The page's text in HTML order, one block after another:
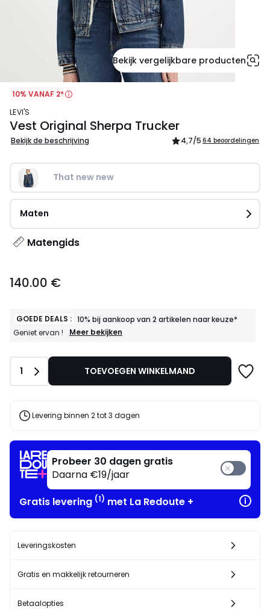
Bekijk vergelijkbare producten
10% VANAF 2*
LEVI'S
Vest Original Sherpa Trucker
Bekijk de beschrijving 4,7/5 64 beoordelingen
That new new
Maten
Matengids
€.
140.00 €
GOEDE DEALS : 10% bij aankoop van 2 artikelen naar keuze*
Geniet ervan !
GOEDE
artikelen
!
Meer bekijken
Aantal
1 TOEVOEGEN WINKELMAND
Levering binnen 2 tot 3 dagen
Probeer 30 dagen gratis
Daarna €19/jaar
Gratis levering (1) met La Redoute +
Leveringskosten
Gratis en makkelijk retourneren
Betaalopties